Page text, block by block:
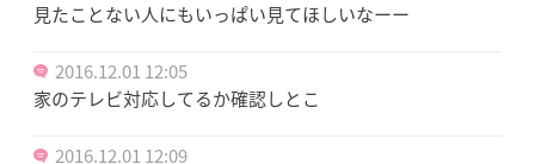
見たことない人にもいっぱい見てほしいなーー
2016.12.01 12:05
家のテレビ対応してるか確認しとこ
2016.12.01 12:09